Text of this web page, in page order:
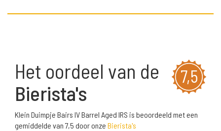
7,5
Het oordeel van de
Bierista's
Klein Duimpje Bairs IV Barrel Aged IRS is beoordeeld met een
gemiddelde van 7,5 door onze Bierista's